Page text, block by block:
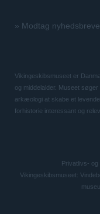
» Modtag nyhedsbreve
Vikingeskibsmuseet er
og middelalder. Museet
arkæologi at skabe et
forhistorie interessant og
Privatlivs- og
Vikingeskibsmuseet: